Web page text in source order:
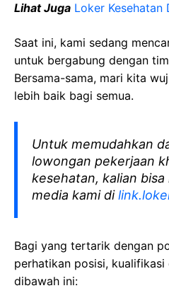
Lihat Juga Loker Kesehatan
Saat ini, kami sedang
untuk bergabung dengan
Bersama-sama, mari kita
lebih baik bagi semua.
Untuk memudahkan
lowongan pekerjaan
kesehatan, kalian bisa
media kami di
Bagi yang tertarik dengan
perhatikan posisi, kualifikasi
dibawah ini: